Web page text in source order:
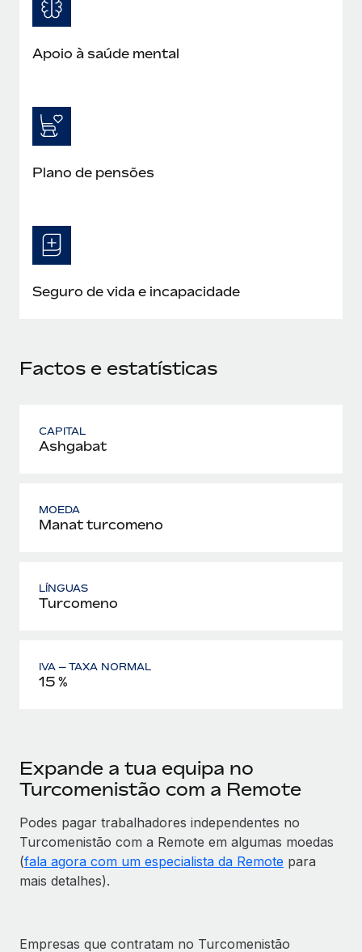
Apoio à saúde mental
Plano de pensões
Seguro de vida e incapacidade
Factos e estatísticas
CAPITAL
Ashgabat
MOEDA
Manat turcomeno
LÍNGUAS
Turcomeno
IVA — TAXA NORMAL
15 %
Expande a tua equipa no
Turcomenistão com a Remote
Podes pagar trabalhadores independentes no
Turcomenistão com a Remote em algumas moedas
(fala agora com um especialista da Remote para
mais detalhes).
Empresas que contratam no Turcomenistão